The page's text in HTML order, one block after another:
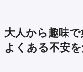
大人から趣味
よくある不安